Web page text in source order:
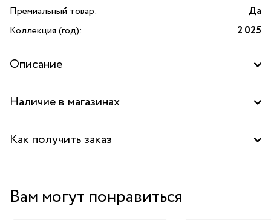
Премиальный товар:
Да
Коллекция (год):
2 025
Описание
Наличие в магазинах
Бутик "La Nature" в ТЦ "Метрополис", Москва
Как получить заказ
Курьером за 1-2 дня
Вам могут понравиться